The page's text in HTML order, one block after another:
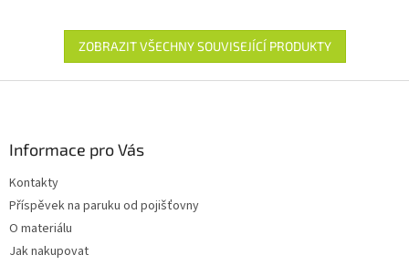
ZOBRAZIT VŠECHNY SOUVISEJÍCÍ PRODUKTY
Informace pro Vás
Kontakty
Příspěvek na paruku od pojišťovny
O materiálu
Jak nakupovat